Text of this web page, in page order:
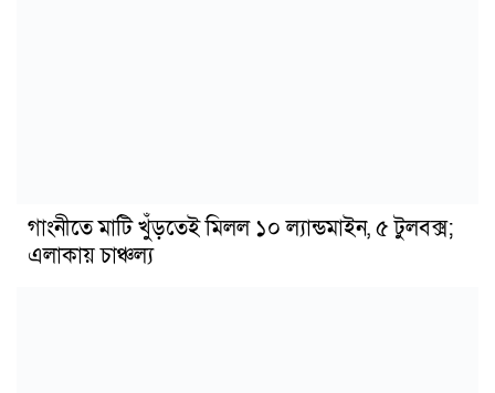
গাংনীতে মাটি খুঁড়তেই মিলল ১০ ল্যান্ডমাইন, ৫ টুলবক্স;
এলাকায় চাঞ্চল্য